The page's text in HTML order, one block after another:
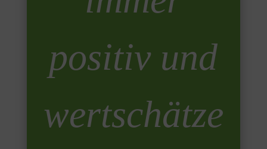
positiv und
wertschätze